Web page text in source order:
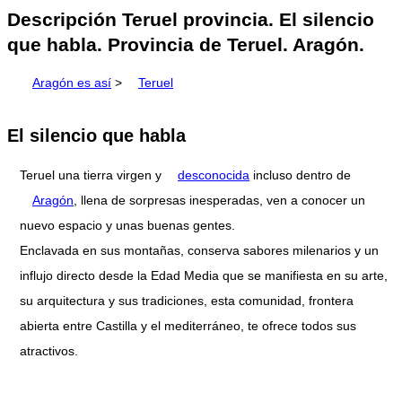
Descripción Teruel provincia. El silencio
que habla. Provincia de Teruel. Aragón.
Aragón es así > Teruel
El silencio que habla
Teruel una tierra virgen y desconocida incluso dentro de
Aragón, llena de sorpresas inesperadas, ven a conocer un
nuevo espacio y unas buenas gentes.
Enclavada en sus montañas, conserva sabores milenarios y un
influjo directo desde la Edad Media que se manifiesta en su arte,
su arquitectura y sus tradiciones, esta comunidad, frontera
abierta entre Castilla y el mediterráneo, te ofrece todos sus
atractivos.